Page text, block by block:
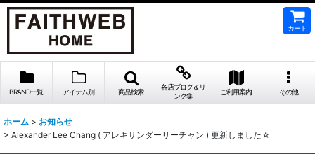
カート
BRAND一覧 アイテム別 商品検索
各店ブログ＆リ
ンク集
ご利用案内 その他
ホーム > お知らせ
> Alexander Lee Chang ( アレキサンダーリーチャン ) 更新しました☆